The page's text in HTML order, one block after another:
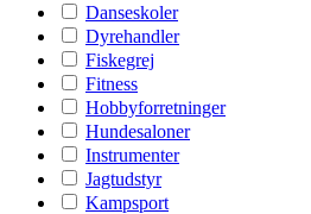
Danseskoler
Dyrehandler
Fiskegrej
Fitness
Hobbyforretninger
Hundesaloner
Instrumenter
Jagtudstyr
Kampsport